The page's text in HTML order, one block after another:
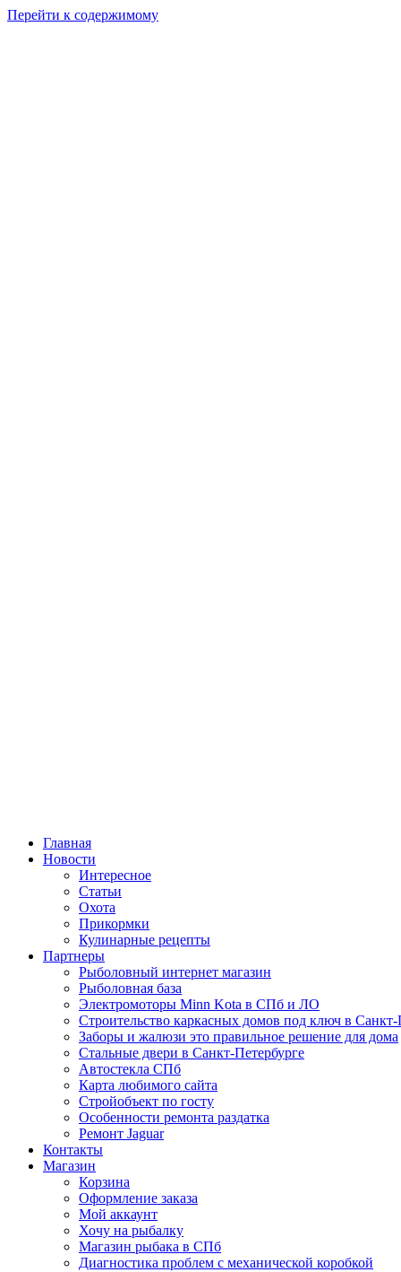
Перейти к содержимому
Главная
Новости
Интересное
Статьи
Охота
Прикормки
Кулинарные рецепты
Партнеры
Рыболовный интернет магазин
Рыболовная база
Электромоторы Minn Kota в СПб и ЛО
Строительство каркасных домов под ключ в Санкт-
Заборы и жалюзи это правильное решение для дома
Стальные двери в Санкт-Петербурге
Автостекла СПб
Карта любимого сайта
Стройобъект по госту
Особенности ремонта раздатка
Ремонт Jaguar
Контакты
Магазин
Корзина
Оформление заказа
Мой аккаунт
Хочу на рыбалку
Магазин рыбака в СПб
Диагностика проблем с механической коробкой